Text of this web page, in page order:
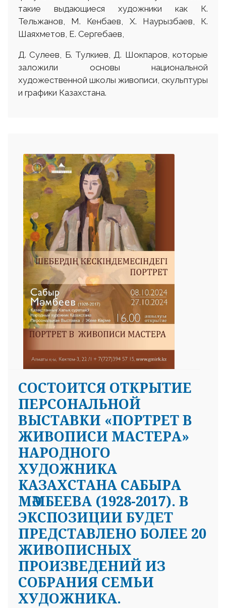
такие выдающиеся художники как К.
Тельжанов, М. Кенбаев, Х. Наурызбаев, К.
Шаяхметов, Е. Сергебаев,
Д. Сулеев, Б. Тулкиев, Д. Шокпаров, которые
заложили основы национальной
художественной школы живописи, скульптуры
и графики Казахстана.
CОСТОИТСЯ ОТКРЫТИЕ
ПЕРСОНАЛЬНОЙ
ВЫСТАВКИ «ПОРТРЕТ В
ЖИВОПИСИ МАСТЕРА»
НАРОДНОГО
ХУДОЖНИКА
КАЗАХСТАНА САБЫРА
МӘМБЕЕВА (1928-2017). В
ЭКСПОЗИЦИИ БУДЕТ
ПРЕДСТАВЛЕНО БОЛЕЕ 20
ЖИВОПИСНЫХ
ПРОИЗВЕДЕНИЙ ИЗ
СОБРАНИЯ СЕМЬИ
ХУДОЖНИКА.